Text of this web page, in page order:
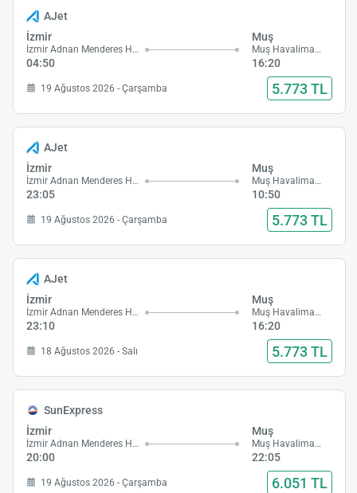
AJet
İzmir
İzmir Adnan Menderes Havalimanı
04:50
Muş
Muş Havalimanı
16:20
19 Ağustos 2026 - Çarşamba 5.773 TL
AJet
İzmir
İzmir Adnan Menderes Havalimanı
23:05
Muş
Muş Havalimanı
10:50
19 Ağustos 2026 - Çarşamba 5.773 TL
AJet
İzmir
İzmir Adnan Menderes Havalimanı
23:10
Muş
Muş Havalimanı
16:20
18 Ağustos 2026 - Salı 5.773 TL
SunExpress
İzmir
İzmir Adnan Menderes Havalimanı
20:00
Muş
Muş Havalimanı
22:05
19 Ağustos 2026 - Çarşamba 6.051 TL